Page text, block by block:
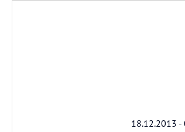
18.12.2013